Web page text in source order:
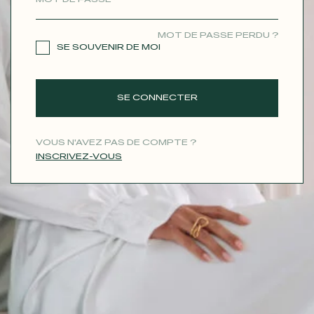
MOT DE PASSE PERDU ?
SE SOUVENIR DE MOI
SE CONNECTER
VOUS N'AVEZ PAS DE COMPTE ?
INSCRIVEZ-VOUS